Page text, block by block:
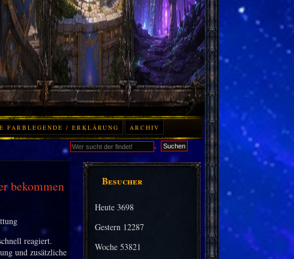
FARBLEGENDE / ERKLÄRUNG ARCHIV
. Suchen
Besucher
Heute 3698
Gestern 12287
Woche53821
bekommen
reagiert.
und zusätzliche